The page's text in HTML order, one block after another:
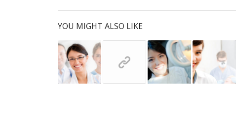
YOU MIGHT ALSO LIKE